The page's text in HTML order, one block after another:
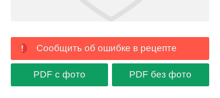
Сообщить об ошибке в рецепте
PDF с фото PDF без фото